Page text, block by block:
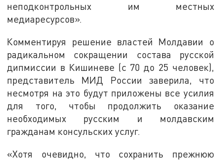
неподконтрольных им местных
медиаресурсов».
Комментируя решение властей Молдавии о
радикальном сокращении состава русской
дипмиссии в Кишиневе (с 70 до 25 человек),
представитель МИД России заверила, что
несмотря на это будут приложены все усилия
для того, чтобы продолжить оказание
необходимых русским и молдавским
гражданам консульских услуг.
«Хотя очевидно, что сохранить прежнюю